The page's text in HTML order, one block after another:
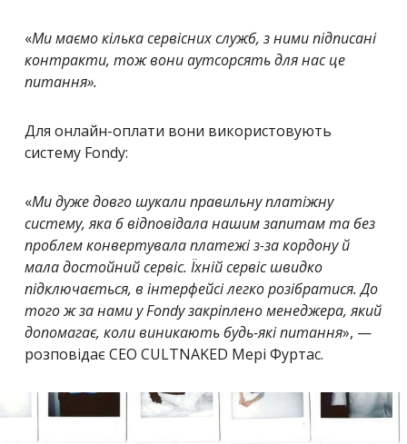
«Ми маємо кілька сервісних служб, з ними підписані
контракти, тож вони аутсорсять для нас це
питання».
Для онлайн-оплати вони використовують
систему Fondy:
«Ми дуже довго шукали правильну платіжну
систему, яка б відповідала нашим запитам та без
проблем конвертувала платежі з-за кордону й
мала достойний сервіс. Їхній сервіс швидко
підключається, в інтерфейсі легко розібратися. До
того ж за нами у Fondy закріплено менеджера, який
допомагає, коли виникають будь-які питання», —
розповідає CEO CULTNAKED Мері Фуртас.